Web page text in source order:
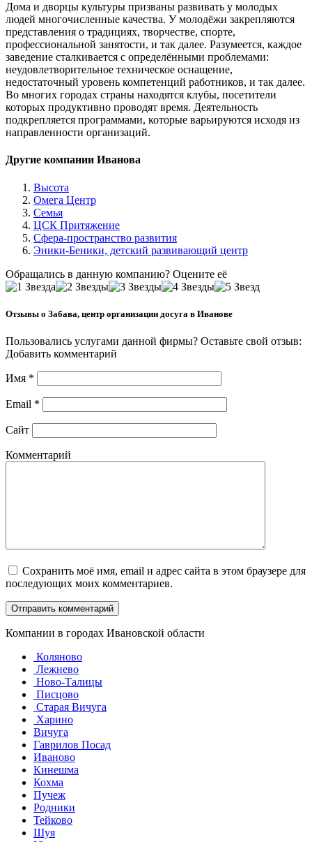
Дома и дворцы культуры призваны развивать у молодых
людей многочисленные качества. У молодёжи закрепляются
представления о традициях, творчестве, спорте,
профессиональной занятости, и так далее. Разумеется, каждое
заведение сталкивается с определёнными проблемами:
неудовлетворительное техническое оснащение,
недостаточный уровень компетенций работников, и так далее.
Во многих городах страны находятся клубы, посетители
которых продуктивно проводят время. Деятельность
подкрепляется программами, которые варьируются исходя из
направленности организаций.
Другие компании Иванова
Высота
Омега Центр
Семья
ЦСК Притяжение
Сфера-пространство развития
Эники-Беники, детский развивающий центр
Обращались в данную компанию? Оцените её
Отзывы о Забава, центр организации досуга в Иванове
Пользовались услугами данной фирмы? Оставьте свой отзыв:
Добавить комментарий
Имя *
Email *
Сайт
Комментарий
Сохранить моё имя, email и адрес сайта в этом браузере для
последующих моих комментариев.
Компании в городах Ивановской области
Коляново
Лежнево
Ново-Талицы
Писцово
Старая Вичуга
Харино
Вичуга
Гаврилов Посад
Иваново
Кинешма
Кохма
Пучеж
Родники
Тейково
Шуя